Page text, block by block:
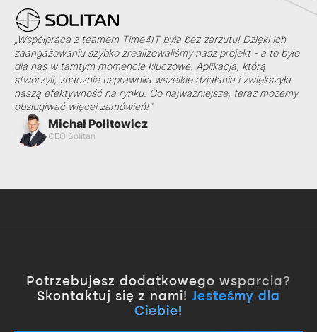
„Współpraca z teamem Time4IT była bez zarzutu! Dzięki ich
zaangażowaniu szybko zrealizowaliśmy nasz projekt - a to było
dla nas w tamtym momencie kluczowe. Aplikacja, którą
stworzyli, znacznie usprawniła wszelkie działania i zwiększyła
naszą efektywność na rynku. Co najważniejsze, teraz możemy
obsługiwać więcej zamówień!”
Michał Politowicz
CEO Solitan
Potrzebujesz dodatkowego wsparcia?
Skontaktuj się z nami! Jesteśmy dla
Ciebie!